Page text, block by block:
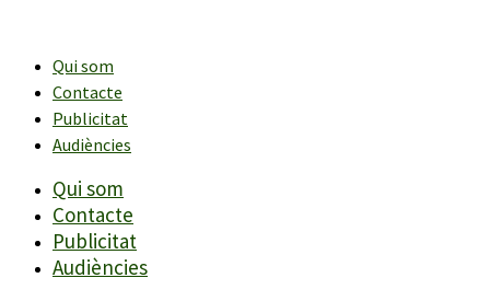
contingutQui som
Contacte
Publicitat
Audiències
Qui som
Contacte
Publicitat
Audiències